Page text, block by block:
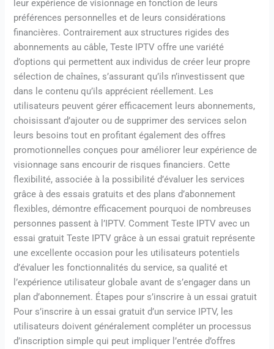
leur expérience de visionnage en fonction de leurs
préférences personnelles et de leurs considérations
financières. Contrairement aux structures rigides des
abonnements au câble, Teste IPTV offre une variété
d’options qui permettent aux individus de créer leur propre
sélection de chaînes, s’assurant qu’ils n’investissent que
dans le contenu qu’ils apprécient réellement. Les
utilisateurs peuvent gérer efficacement leurs abonnements,
choisissant d’ajouter ou de supprimer des services selon
leurs besoins tout en profitant également des offres
promotionnelles conçues pour améliorer leur expérience de
visionnage sans encourir de risques financiers. Cette
flexibilité, associée à la possibilité d’évaluer les services
grâce à des essais gratuits et des plans d’abonnement
flexibles, démontre efficacement pourquoi de nombreuses
personnes passent à l’IPTV. Comment Teste IPTV avec un
essai gratuit Teste IPTV grâce à un essai gratuit représente
une excellente occasion pour les utilisateurs potentiels
d’évaluer les fonctionnalités du service, sa qualité et
l’expérience utilisateur globale avant de s’engager dans un
plan d’abonnement. Étapes pour s’inscrire à un essai gratuit
Pour s’inscrire à un essai gratuit d’un service IPTV, les
utilisateurs doivent généralement compléter un processus
d’inscription simple qui peut impliquer l’entrée d’offres